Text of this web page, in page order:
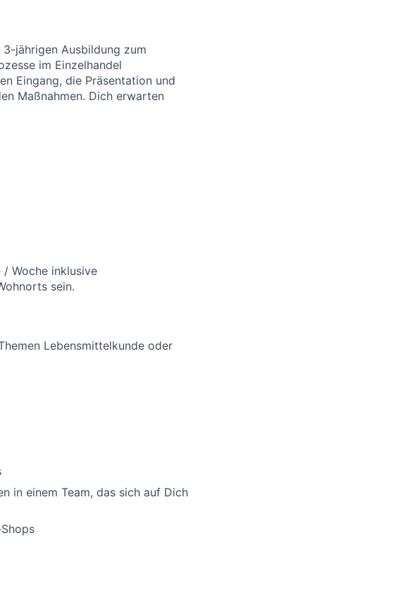
jährigen Ausbildung zum
im Einzelhandel
Eingang, die Präsentation und
Maßnahmen. Dich erwarten
Woche inklusive
sein.
Lebensmittelkunde oder
in einem Team, das sich auf Dich